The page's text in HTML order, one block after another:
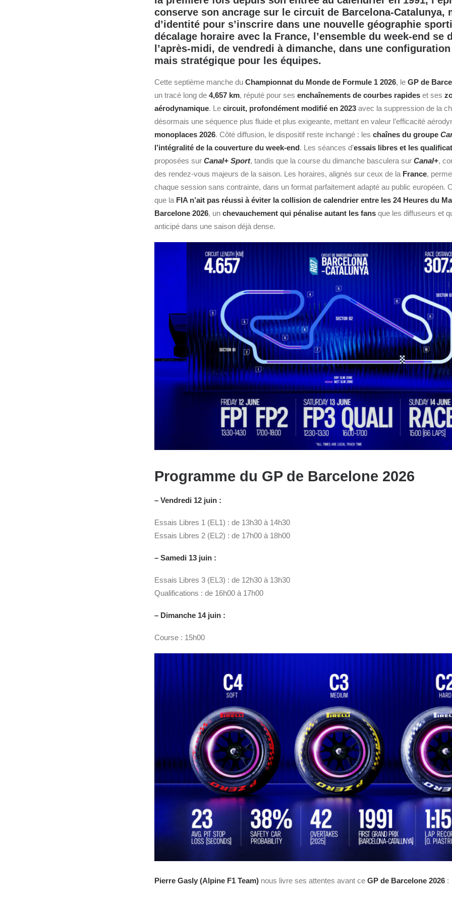
conserve son ancrage sur le circuit de Barcelona‑Catalunya,
d’identité pour s’inscrire dans une nouvelle géographie
décalage horaire avec la France, l’ensemble du week‑end se
l’après‑midi, de vendredi à dimanche, dans une
mais stratégique pour les équipes.
Cette septième manche du Championnat du Monde de Formule 1 2026, le GP de
un tracé long de 4,657 km, réputé pour ses enchaînements de courbes rapides et ses
aérodynamique. Le circuit, profondément modifié en 2023 avec la suppression de la
désormais une séquence plus fluide et plus exigeante, mettant en valeur l’efficacité
monoplaces 2026. Côté diffusion, le dispositif reste inchangé : les chaînes du groupe
l’intégralité de la couverture du week‑end. Les séances d’essais libres et les
proposées sur Canal+ Sport, tandis que la course du dimanche basculera sur Canal+,
des rendez‑vous majeurs de la saison. Les horaires, alignés sur ceux de la France,
chaque session sans contrainte, dans un format parfaitement adapté au public européen.
que la FIA n’ait pas réussi à éviter la collision de calendrier entre les 24 Heures du
Barcelone 2026, un chevauchement qui pénalise autant les fans que les diffuseurs et
anticipé dans une saison déjà dense.
Programme du GP de Barcelone 2026
– Vendredi 12 juin :
Essais Libres 1 (EL1) : de 13h30 à 14h30
Essais Libres 2 (EL2) : de 17h00 à 18h00
– Samedi 13 juin :
Essais Libres 3 (EL3) : de 12h30 à 13h30
Qualifications : de 16h00 à 17h00
– Dimanche 14 juin :
Course : 15h00
Pierre Gasly (Alpine F1 Team) nous livre ses attentes avant ce GP de Barcelone 2026 :